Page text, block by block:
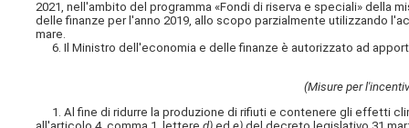
2021, nell'ambito del programma «Fondi di riserva e speciali» della
delle finanze per l'anno 2019, allo scopo parzialmente utilizzando
mare.
6. Il Ministro dell'economia e delle finanze è autorizzato ad
(Misure per
1. Al fine di ridurre la produzione di rifiuti e contenere gli effetti